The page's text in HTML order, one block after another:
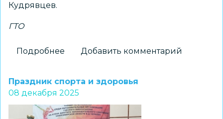
Кудрявцев.
ГТО
Подробнее
учеников
новосибирских
школ
Добавить комментарий
Праздник спорта и здоровья
08 декабря 2025